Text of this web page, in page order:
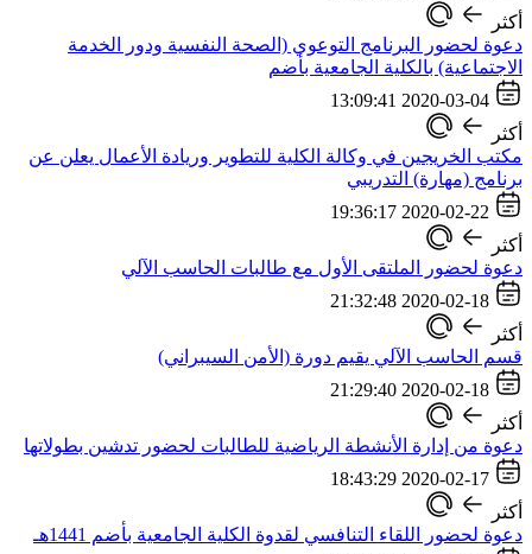
أكثر
دعوة لحضور البرنامج التوعوي (الصحة النفسية ودور الخدمة
الاجتماعية) بالكلية الجامعية بأضم
2020-03-04 13:09:41
أكثر
مكتب الخريجين في وكالة الكلية للتطوير وريادة الأعمال يعلن عن
برنامج (مهارة) التدريبي
2020-02-22 19:36:17
أكثر
دعوة لحضور الملتقى الأول مع طالبات الحاسب الآلي
2020-02-18 21:32:48
أكثر
قسم الحاسب الآلي يقيم دورة (الأمن السيبراني)
2020-02-18 21:29:40
أكثر
دعوة من إدارة الأنشطة الرياضية للطالبات لحضور تدشين بطولاتها
2020-02-17 18:43:29
أكثر
دعوة لحضور اللقاء التنافسي لقدوة الكلية الجامعية بأضم 1441هـ